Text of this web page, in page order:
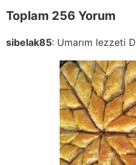
Toplam 256 Yorum
sibelak85: Umarım lezzeti